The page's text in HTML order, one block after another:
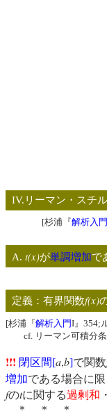
IV.リーマン・スチ
[杉浦『解析入門
A.t(x)が単調増加で
定義：有界関数f(x)
[杉浦『解析入門I』354;
cf. リーマン可積分条
!!! 閉区間[a,b]で関数
増加である場合に限
fのtに関する過剰和 ・
＊ ＊ ＊